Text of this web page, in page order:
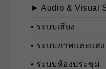
► Audio & Visual
• ระบบเสียง
• ระบบภาพและแสง
• ระบบห้องประชุม